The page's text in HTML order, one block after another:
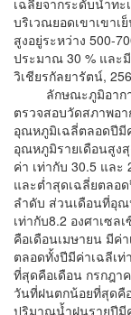
บริเวณยอดเขาเขา
สูงอยู่ระหว่าง 500-
ประมาณ 30 % และ
วิเชียรกัลยารัตน์,
ลักษณะภูมิอากาศ
ตรวจสอบวัดสภาพอ
อุณหภูมิเฉลี่ตลอดปีมี
อุณหภูมิรายเดือนสูง
ค่า เท่ากับ 30.5 แล
และต่ำสุดเฉลี่ยตลอ
ลำดับ ส่วนเดือนที่อุ
เท่ากับ8.2 องศาเซ
คือเดือนเมษายน มีค่
ตลอดทั้งปีมีค่าเฉลีเ
ที่สุดคือเดือน กรกฎา
วันที่ฝนตกน้อยที่สุดคื
ปริมาณน้ำฝนรายปีมี